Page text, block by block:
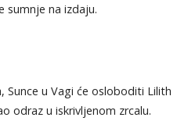
sumnje na izdaju.
Sunce u Vagi će osloboditi Lilith
odraz u iskrivljenom zrcalu.